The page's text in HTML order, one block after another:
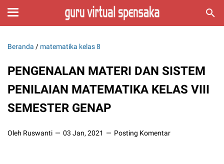
Beranda / matematika kelas 8
PENGENALAN MATERI DAN SISTEM
PENILAIAN MATEMATIKA KELAS VIII
SEMESTER GENAP
Oleh Ruswanti 03 Jan, 2021 Posting Komentar